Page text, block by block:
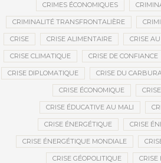
CRIMES ÉCONOMIQUES
CRIMINALITÉ TRANSFRONTALIÈRE
CRISE CRISE ALIMENTAIRE CRISE
CRISE CLIMATIQUE CRISE DE CONFIANCE
CRISE DIPLOMATIQUE CRISE DU
CRISE ÉCONOMIQUE
CRISE ÉDUCATIVE AU MALI
CRISE ÉNERGÉTIQUE CRISE
CRISE ÉNERGÉTIQUE MONDIALE
CRISE GÉOPOLITIQUE